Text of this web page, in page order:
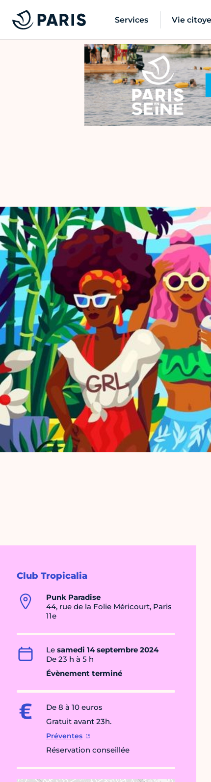
Services Vie
Club Tropicalia
Punk Paradise
44, rue de la Folie Méricourt, Paris
11e
Le samedi 14 septembre 2024
De 23 h à 5 h
Évènement terminé
De 8 à 10 euros
Gratuit avant 23h.
Préventes
Réservation conseillée